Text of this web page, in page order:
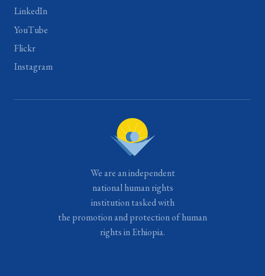
LinkedIn
YouTube
Flickr
Instagram
We are an independent
national human rights
institution tasked with
the promotion and protection of human
rights in Ethiopia.